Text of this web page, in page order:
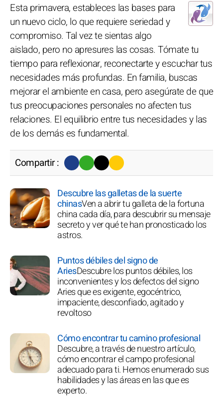
Esta primavera, estableces las bases para
un nuevo ciclo, lo que requiere seriedad y
compromiso. Tal vez te sientas algo
aislado, pero no apresures las cosas. Tómate tu
tiempo para reflexionar, reconectarte y escuchar tus
necesidades más profundas. En familia, buscas
mejorar el ambiente en casa, pero asegúrate de que
tus preocupaciones personales no afecten tus
relaciones. El equilibrio entre tus necesidades y las
de los demás es fundamental.
Compartir :
Descubre las galletas de la suerte
chinasVen a abrir tu galleta de la fortuna
china cada día, para descubrir su mensaje
secreto y ver qué te han pronosticado los
astros.
Puntos débiles del signo de
AriesDescubre los puntos débiles, los
inconvenientes y los defectos del signo
Aries que es exigente, egocéntrico,
impaciente, desconfiado, agitado y
revoltoso
Cómo encontrar tu camino profesional
Descubre, a través de nuestro artículo,
cómo encontrar el campo profesional
adecuado para ti. Hemos enumerado sus
habilidades y las áreas en las que es
experto.